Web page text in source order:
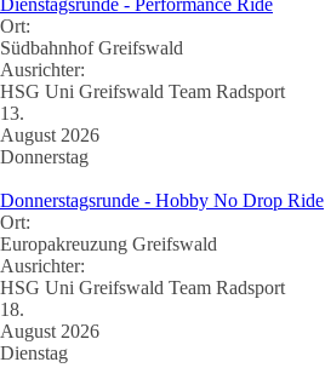
Dienstagsrunde - Performance Ride
Ort:
Südbahnhof Greifswald
Ausrichter:
HSG Uni Greifswald Team Radsport
13.
August 2026
Donnerstag
Donnerstagsrunde - Hobby No Drop Ride
Ort:
Europakreuzung Greifswald
Ausrichter:
HSG Uni Greifswald Team Radsport
18.
August 2026
Dienstag